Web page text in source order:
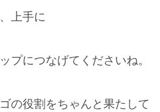
上手に
プにつなげてくださいね。
の役割をちゃんと果たして